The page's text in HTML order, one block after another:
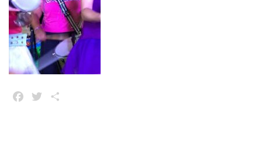
FacebookTwitter